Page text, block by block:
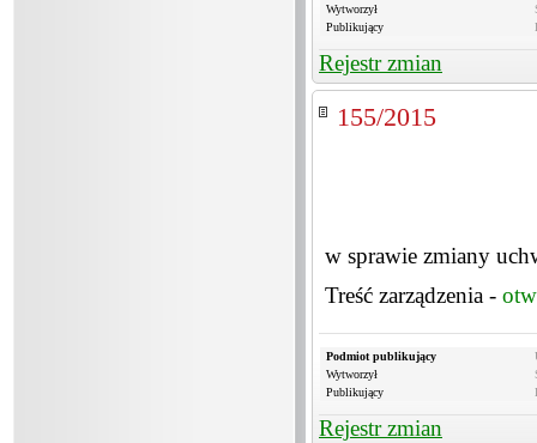
Wytworzył
Publikujący
Rejestr zmian
155/2015
w sprawie zmiany
Treść zarządzenia -
Podmiot publikujący
Wytworzył
Publikujący
Rejestr zmian